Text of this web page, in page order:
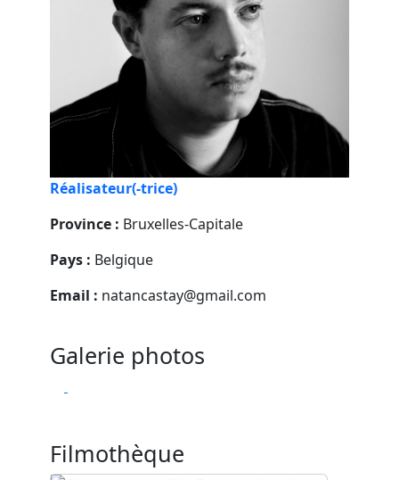
Réalisateur(-trice)
Province : Bruxelles-Capitale
Pays : Belgique
Email : natancastay@gmail.com
Galerie photos
Filmothèque